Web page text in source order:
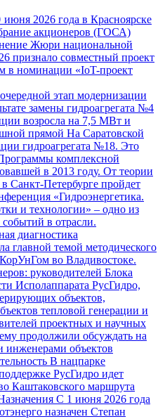
июня 2026 года в Красноярске
акционеров (ГОСА)
Жюри национальной
признало совместный проект
в номинации «IoT-проект
этап модернизации
замены гидроагрегата №4
возросла на 7,5 МВт и
прямой На Саратовской
гидроагрегата №18. Это
комплексной
в 2013 году. От теории
Санкт-Петербурге пройдет
«Гидроэнергетика.
и технологии» – одно из
в отрасли.
диагностика
главной темой методического
во Владивостоке.
руководителей Блока
Исполаппарата РусГидро,
объектов,
тепловой генерации и
проектных и научных
продолжили обсуждать на
инженерами объектов
В нацпарке
РусГидро идет
Каштаковского маршрута
С 1 июня 2026 года
назначен Степан